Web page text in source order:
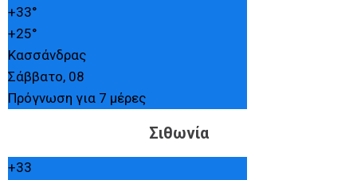
+33°
+25°
Κασσάνδρας
Σάββατο, 08
Πρόγνωση για 7 μέρες
Σιθωνία
+33